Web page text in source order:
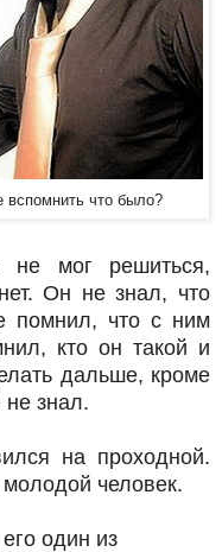
вспомнить что было?
не мог решиться,
Он не знал, что
помнил, что с ним
кто он такой и
дальше, кроме
не знал.
на проходной.
человек.
один из